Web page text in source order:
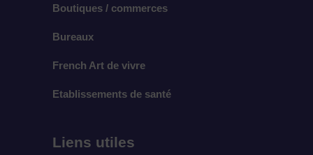
Boutiques / commerces
Bureaux
French Art de vivre
Etablissements de santé
Liens utiles